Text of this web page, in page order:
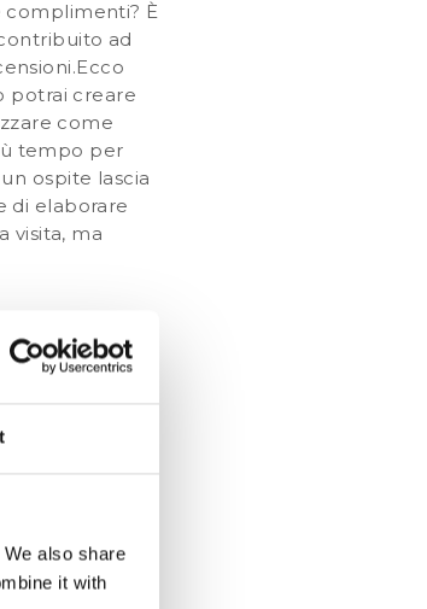
also share
it with
complimenti? È
ad
potrai creare
come
tempo per
ospite lascia
di elaborare
visita, ma
risposta,
che magari
di
al portale su